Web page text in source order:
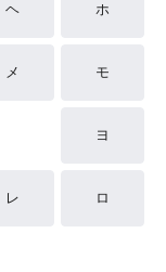
ヘ ホ
メ モ
ヨ
レ ロ